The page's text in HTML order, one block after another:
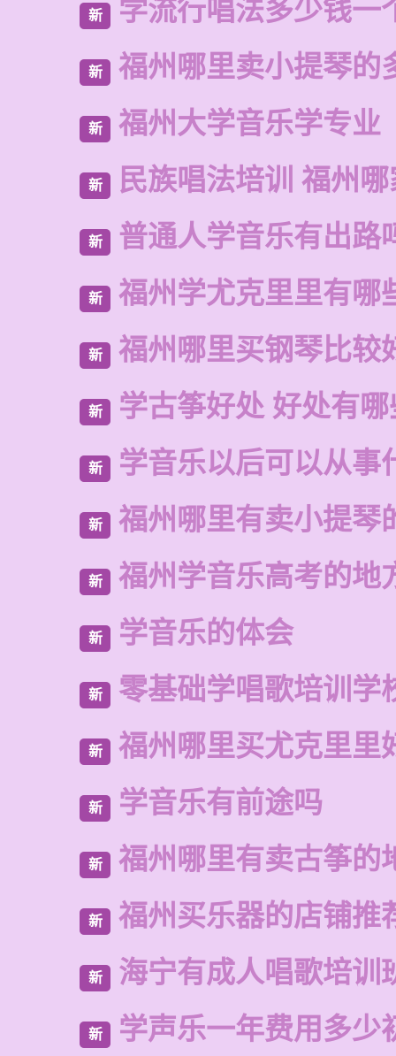
新 学流行唱法多少钱一
新 福州哪里卖小提琴的
新 福州大学音乐学专业
新 民族唱法培训 福州
新 普通人学音乐有出路
新 福州学尤克里里有哪
新 福州哪里买钢琴比较
新 学古筝好处 好处有哪
新 学音乐以后可以从事
新 福州哪里有卖小提琴
新 福州学音乐高考的地
新 学音乐的体会
新 零基础学唱歌培训学
新 福州哪里买尤克里里
新 学音乐有前途吗
新 福州哪里有卖古筝的
新 福州买乐器的店铺推
新 海宁有成人唱歌培训
新 学声乐一年费用多少